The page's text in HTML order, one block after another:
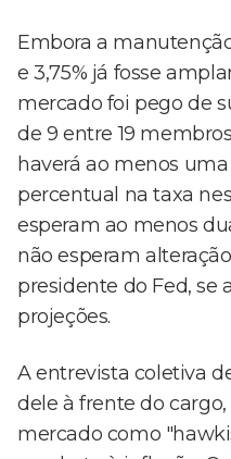
Embora a
e 3,75% já fosse
mercado foi pego de
de 9 entre 19
haverá ao menos
percentual na taxa
esperam ao menos
não esperam
presidente do Fed, se
projeções.
A entrevista coletiva
dele à frente do
mercado como